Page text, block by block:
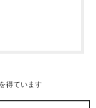
得ています